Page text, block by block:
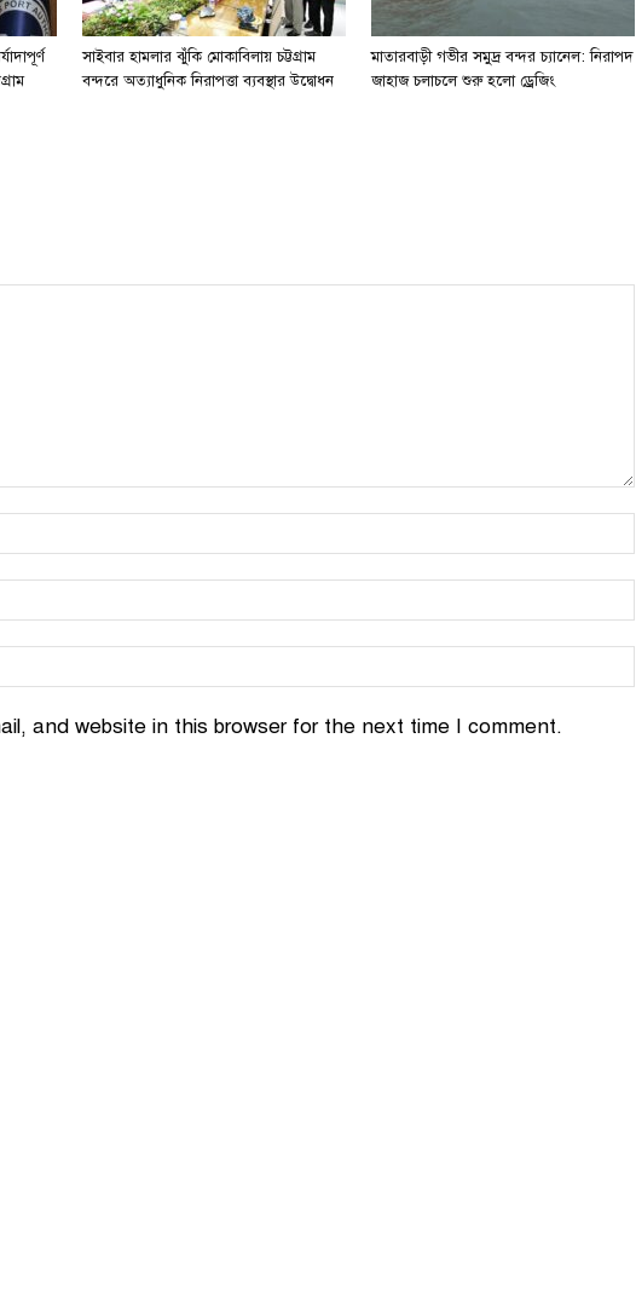
সাইবার হামলার ঝুঁকি মোকাবিলায় চট্টগ্রাম
বন্দরে অত্যাধুনিক নিরাপত্তা ব্যবস্থার উদ্বোধন
মাতারবাড়ী গভীর সমুদ্র বন্দর চ্যানেল: নিরাপদ
জাহাজ চলাচলে শুরু হলো ড্রেজিং
and website in this browser for the next time I comment.